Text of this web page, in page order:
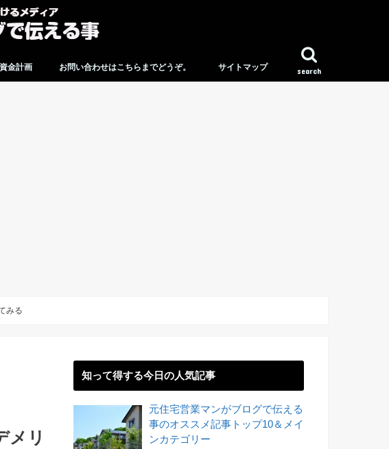
search
金計画 お問い合わせはこちらまでどうぞ。 サイトマップ
みる
メリ
知って得する今日の人気記事
元住宅営業マンがブログで伝える
事のオススメ記事トップ10＆メイ
ンカテゴリー